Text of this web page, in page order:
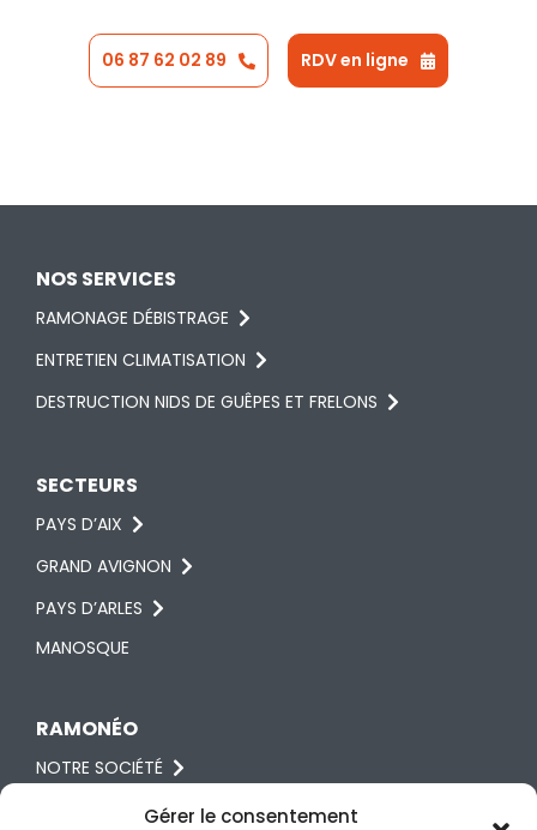
Gérer le consentement
06 87 62 02 89 RDV en ligne
NOS SERVICES
RAMONAGE DÉBISTRAGE
ENTRETIEN CLIMATISATION
DESTRUCTION NIDS DE GUÊPES ET FRELONS
SECTEURS
PAYS D’AIX
GRAND AVIGNON
PAYS D’ARLES
MANOSQUE
RAMONÉO
NOTRE SOCIÉTÉ
RÉGLEMENTATION